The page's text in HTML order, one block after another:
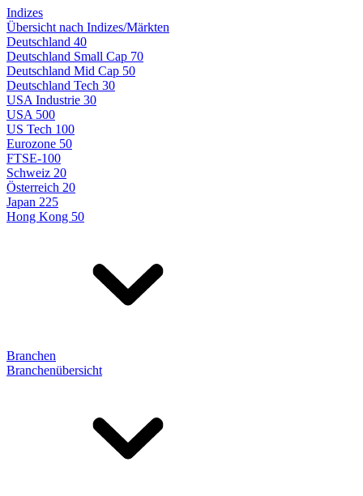
Indizes
Übersicht nach Indizes/Märkten
Deutschland 40
Deutschland Small Cap 70
Deutschland Mid Cap 50
Deutschland Tech 30
USA Industrie 30
USA 500
US Tech 100
Eurozone 50
FTSE-100
Schweiz 20
Österreich 20
Japan 225
Hong Kong 50
Branchen
Branchenübersicht